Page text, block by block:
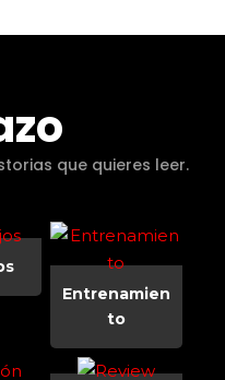
que quieres leer.
Entrenamien
to